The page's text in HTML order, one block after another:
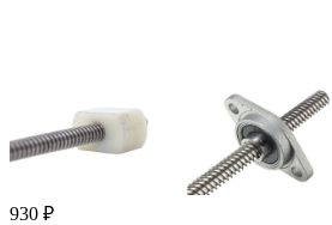
930 ₽